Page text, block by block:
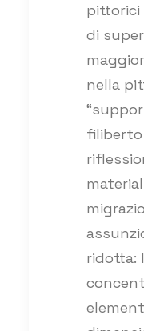
pittorici
di
nella
filiberto
ridotta: